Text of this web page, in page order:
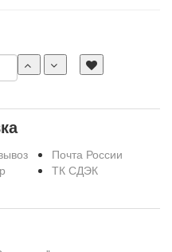
Почта России
ТК СДЭК